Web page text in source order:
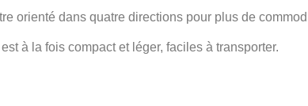
orienté dans quatre directions pour plus de
à la fois compact et léger, faciles à transporter.